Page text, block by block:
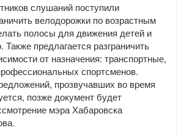
слушаний поступили
велодорожки по возрастным
полосы для движения детей и
предлагается разграничить
от назначения: транспортные,
спортсменов.
прозвучавших во время
позже документ будет
мэра Хабаровска